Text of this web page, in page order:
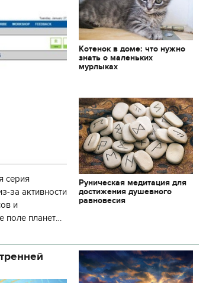
серия
за активности
и
поле планеты.
Котенок в доме: что нужно
знать о маленьких
мурлыках
Руническая медитация для
достижения душевного
равновесия